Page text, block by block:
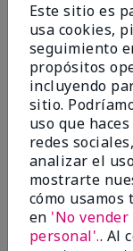
Este sitio es
usa cookies,
seguimiento
propósitos
incluyendo
sitio.
uso que
redes
analizar el
mostrarte
cómo usamos
en 'No
personal'.. Al